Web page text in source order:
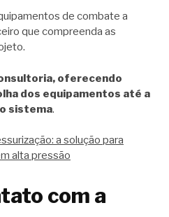
de combate a
que compreenda as
oferecendo
dos equipamentos até a
sistema.
a solução para
alta pressão
com a